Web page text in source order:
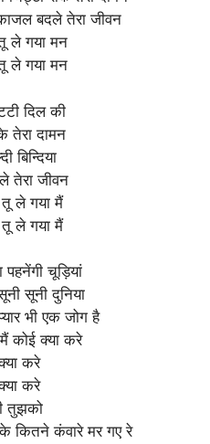
काजल बदले तेरा जीवन
गया मन
गया मन
दिल की
तेरा दामन
बिन्दिया
तेरा जीवन
ले गया मैं
ले गया मैं
पहनेंगी चूड़ियां
सूनी दुनिया
भी एक जोग है
कोई क्या करे
करे
करे
तुझको
कंवारे मर गए रे